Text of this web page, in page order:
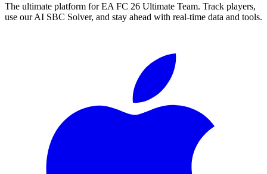
The ultimate platform for EA FC 26 Ultimate Team. Track players,
use our AI SBC Solver, and stay ahead with real-time data and tools.